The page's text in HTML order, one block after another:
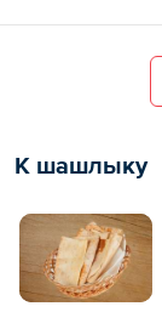
К шашлыку